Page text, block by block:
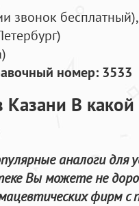
звонок бесплатный),
номер: 3533
В какой
аналоги для
Вы можете не
фирм с